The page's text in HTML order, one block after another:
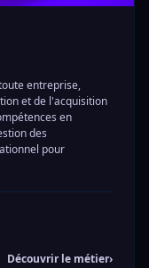
entreprise,
et de l'acquisition
en
des
pour
Découvrir le métier›